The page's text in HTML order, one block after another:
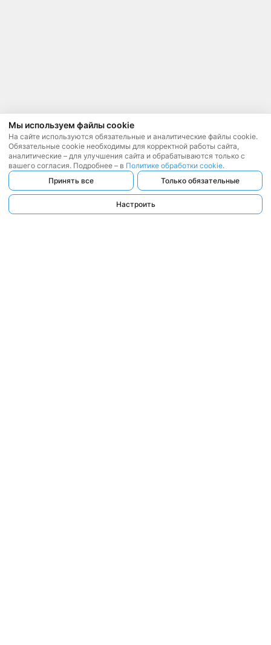
Мы используем файлы cookie
На сайте используются обязательные и аналитические файлы cookie.
Обязательные cookie необходимы для корректной работы сайта,
аналитические – для улучшения сайта и обрабатываются только с
вашего согласия. Подробнее – в Политике обработки cookie.
Принять все
Только обязательные
Настроить